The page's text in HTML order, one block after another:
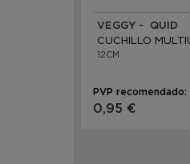
VEGGY - QUID
CUCHILLO
12CM
PVP recomendado:
0,95 €